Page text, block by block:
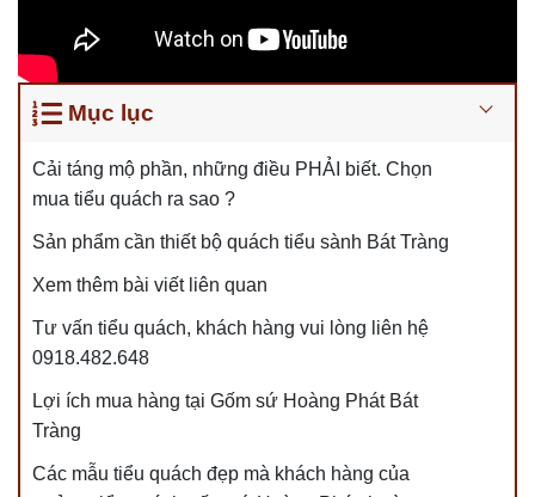
Mục lục
Cải táng mộ phần, những điều PHẢI biết. Chọn
mua tiểu quách ra sao ?
Sản phẩm cần thiết bộ quách tiểu sành Bát Tràng
Xem thêm bài viết liên quan
Tư vấn tiểu quách, khách hàng vui lòng liên hệ
0918.482.648
Lợi ích mua hàng tại Gốm sứ Hoàng Phát Bát
Tràng
Các mẫu tiểu quách đẹp mà khách hàng của